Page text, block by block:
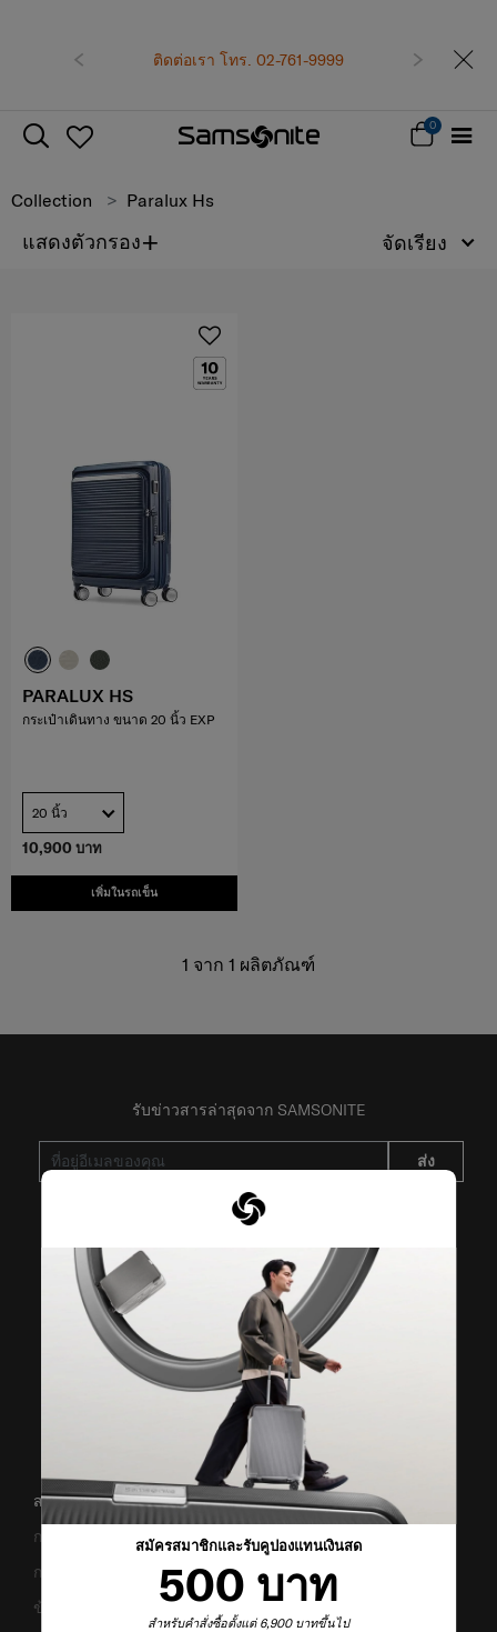
สมัครสมาชิกและรับคูปองแทนเงินสด
500 บาท
สำหรับคำสั่งซื้อตั้งแต่ 6,900 บาทขึ้นไป
ติดต่อเรา โทร. 02-761-9999
รับทันที คูปองแ
ซื้อ
ถัดไป
0
Collection Paralux Hs
แสดงตัวกรอง+ จัดเรียง
10,900 บาท
เพิ่มในรถเข็น
PARALUX HS
กระเป๋าเดินทาง ขนาด 20 นิ้ว EXP
20 นิ้ว
1 จาก 1 ผลิตภัณฑ์
รับข่าวสารล่าสุดจาก SAMSONITE
ส่ง
VISIT OUR OTHER BRANDS
สนับสนุน/คำถามที่พบบ่อย
การขนส่งและการจัดส่ง
การคืนสินค้าและการคืนเงิน
ข้อกำหนดและเงื่อนไขการรับประกัน